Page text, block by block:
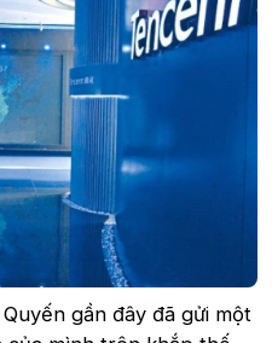
gần đây đã gửi một